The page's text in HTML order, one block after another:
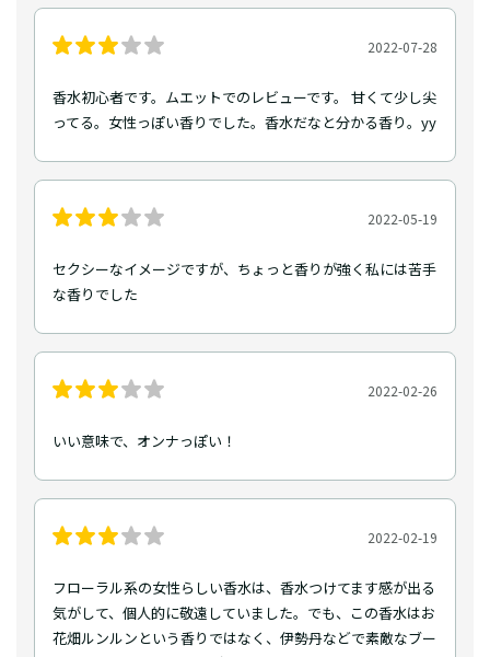
2022-07-28
香水初心者です。ムエットでのレビューです。 甘くて少し尖
ってる。女性っぽい香りでした。香水だなと分かる香り。yy
2022-05-19
セクシーなイメージですが、ちょっと香りが強く私には苦手
な香りでした
2022-02-26
いい意味で、オンナっぽい！
2022-02-19
フローラル系の女性らしい香水は、香水つけてます感が出る
気がして、個人的に敬遠していました。でも、この香水はお
花畑ルンルンという香りではなく、伊勢丹などで素敵なブー